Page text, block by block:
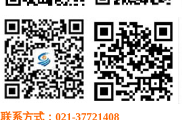
联系方式：021-37721408